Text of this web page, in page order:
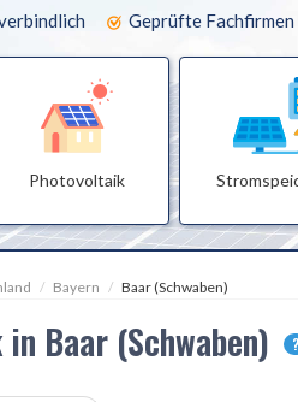
Geprüfte Fachfirmen
Photovoltaik
Bayern Baar (Schwaben)
Baar (Schwaben) ?